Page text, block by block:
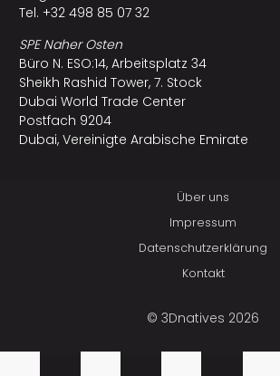
Tel. +32 498 85 07 32
SPE Naher Osten
Büro N. ESO:14, Arbeitsplatz 34
Sheikh Rashid Tower, 7. Stock
Dubai World Trade Center
Postfach 9204
Dubai, Vereinigte Arabische Emirate
Über uns
Impressum
Datenschutzerklärung
Kontakt
© 3Dnatives 2026